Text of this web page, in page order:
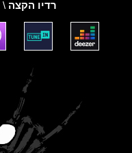
רדיו הקצה \